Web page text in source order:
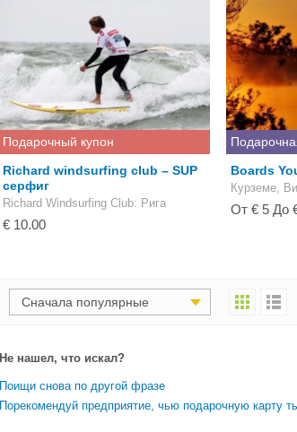
Подарочный купон
Richard windsurfing club – SUP
серфиг
Richard Windsurfing Club: Рига
€ 10.00
Boards
Курземе,
От € 5 До
Сначала популярные
Не нашел, что искал?
Поищи снова по другой фразе
Порекомендуй предприятие, чью подарочную карту